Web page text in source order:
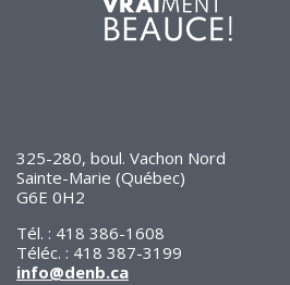
325-280, boul. Vachon Nord
Sainte-Marie (Québec)
G6E 0H2
Tél. : 418 386-1608
Téléc. : 418 387-3199
info@denb.ca